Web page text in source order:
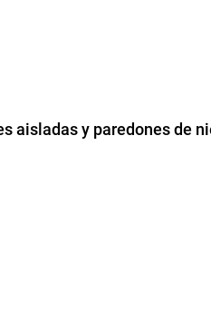
aisladas y paredones de